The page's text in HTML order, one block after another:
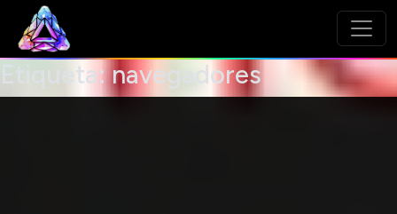
Etiqueta: navegadores